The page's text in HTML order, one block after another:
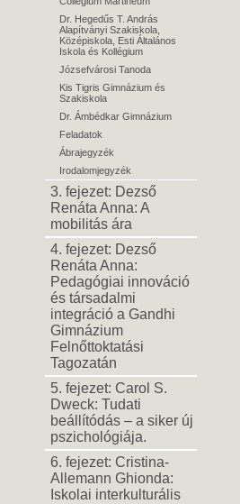
Dr. Hegedűs T. András
Alapítványi Szakiskola,
Középiskola, Esti Általános
Iskola és Kollégium
Józsefvárosi Tanoda
Kis Tigris Gimnázium és
Szakiskola
Dr. Ámbédkar Gimnázium
Feladatok
Ábrajegyzék
Irodalomjegyzék
3. fejezet: Dezső
Renáta Anna: A
mobilitás ára
4. fejezet: Dezső
Renáta Anna:
Pedagógiai innováció
és társadalmi
integráció a Gandhi
Gimnázium
Felnőttoktatási
Tagozatán
5. fejezet: Carol S.
Dweck: Tudati
beállítódás – a siker új
pszichológiája.
6. fejezet: Cristina-
Allemann Ghionda:
Iskolai interkulturális